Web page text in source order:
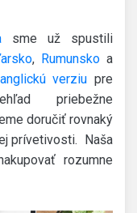
sme už spustili
, Rumunsko a
anglickú verziu pre
priebežne
doručiť rovnaký
prívetivosti. Naša
rozumne